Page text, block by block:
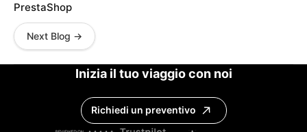
PrestaShop
Next Blog →
Inizia il tuo viaggio con noi
Richiedi un preventivo